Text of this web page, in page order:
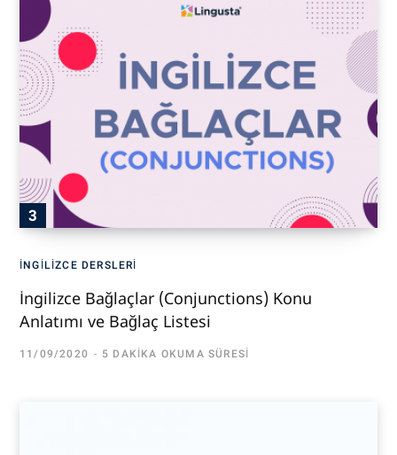
İNGILIZCE DERSLERI
İngilizce Bağlaçlar (Conjunctions) Konu
Anlatımı ve Bağlaç Listesi
11/09/2020 5 DAKIKA OKUMA SÜRESI